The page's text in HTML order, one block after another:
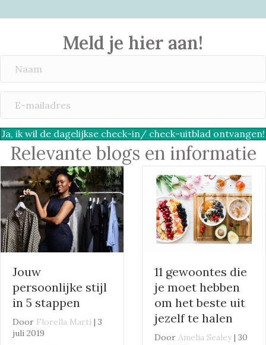
Meld je hier aan!
a
l
d
e
s
Ja, ik wil de dagelijkse check-in/ check-uitblad ontvangen!
Relevante blogs en informatie
Jouw
persoonlijke stijl
in 5 stappen
Door Florella Marti | 3
juli 2019
11 gewoontes die
je moet hebben
om het beste uit
jezelf te halen
Door Amelia Sealey | 30